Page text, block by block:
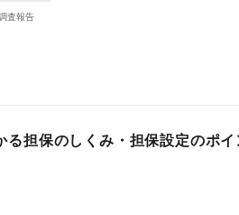
査報告
担保のしくみ・担保設定のポ